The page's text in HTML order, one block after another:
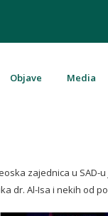
Objave Media
zajednica u
dr. Al-Isa i nekih od